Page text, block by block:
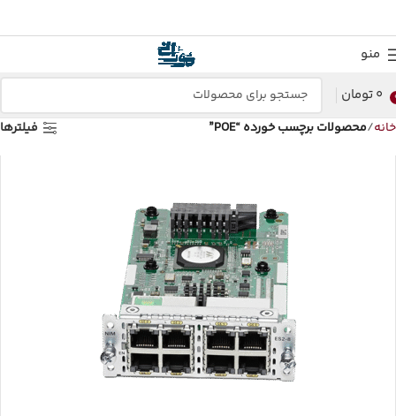
منو
0تومان
خانه محصولات برچسب خورده “POE” فیلترها